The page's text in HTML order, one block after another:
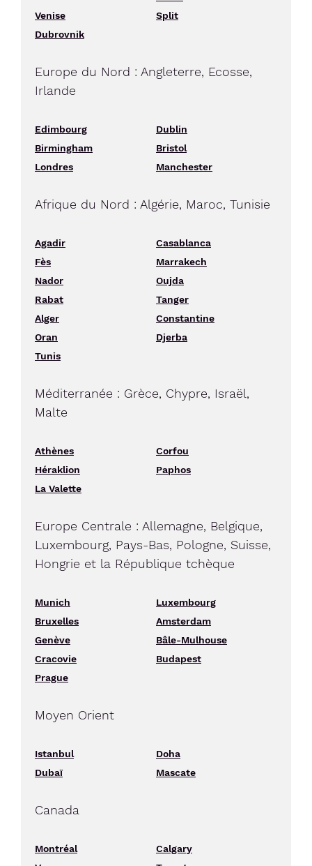
Venise
Split
Dubrovnik
Europe du Nord : Angleterre, Ecosse,
Irlande
Edimbourg
Dublin
Birmingham
Bristol
Londres
Manchester
Afrique du Nord : Algérie, Maroc, Tunisie
Agadir
Casablanca
Fès
Marrakech
Nador
Oujda
Rabat
Tanger
Alger
Constantine
Oran
Djerba
Tunis
Méditerranée : Grèce, Chypre, Israël,
Malte
Athènes
Corfou
Héraklion
Paphos
La Valette
Europe Centrale : Allemagne, Belgique,
Luxembourg, Pays-Bas, Pologne, Suisse,
Hongrie et la République tchèque
Munich
Luxembourg
Bruxelles
Amsterdam
Genève
Bâle-Mulhouse
Cracovie
Budapest
Prague
Moyen Orient
Istanbul
Doha
Dubaï
Mascate
Canada
Montréal
Calgary